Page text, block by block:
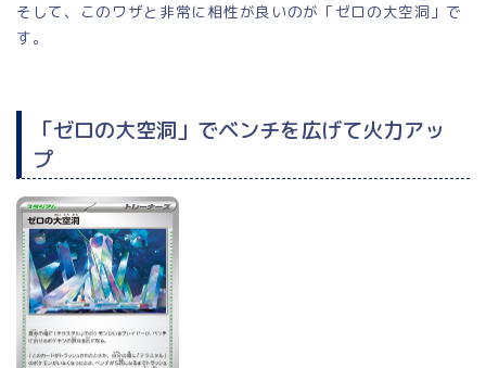
そして、このワザと非常に相性が良いのが「ゼロの大空洞」で
す。
「ゼロの大空洞」でベンチを広げて火力アッ
プ